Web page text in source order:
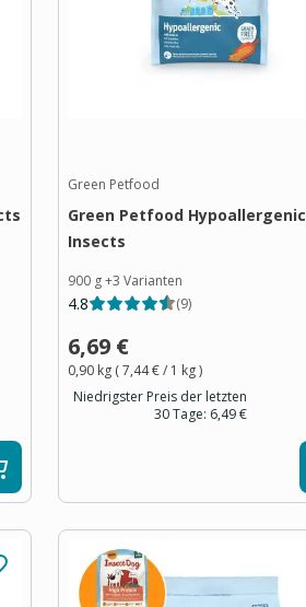
Green Petfood
Green Petfood Hypoallergenic
Insects
900 g+3 Varianten
4.8 (9)
6,69 €
0,90 kg (7,44 €/ 1 kg)
Niedrigster Preis der letzten
30 Tage: 6,49 €